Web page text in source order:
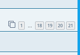
1 … 18 19 20 21